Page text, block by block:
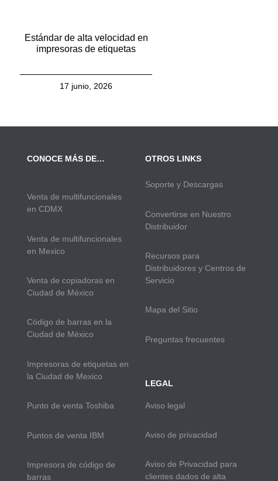
Estándar de alta velocidad en
impresoras de etiquetas
17 junio, 2026
CONOCE MÁS DE…
Venta de multifuncionales
en CDMX
Venta de multifuncionales
en Mexico
Venta de copiadoras en
Ciudad de México
Código de barras en la
Ciudad de México
Impresoras de etiquetas en
la Ciudad de Mexico
Punto de venta Toshiba
Puntos de venta IBM
Impresora de código de
barras
OTROS LINKS
Soporte y Descargas
Convertirse en Nuestro
Distribuidor
Recursos para
Distribuidores y Centros de
Servicio
Mapa del Sitio
Preguntas frecuentes
LEGAL
Aviso legal
Aviso de privacidad
Aviso de Privacidad para
clientes dados de alta